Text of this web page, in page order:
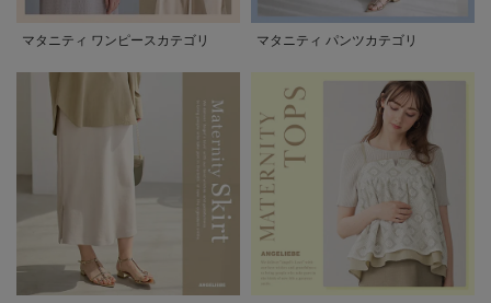
マタニティ ワンピースカテゴリ マタニティ パンツカテゴリ